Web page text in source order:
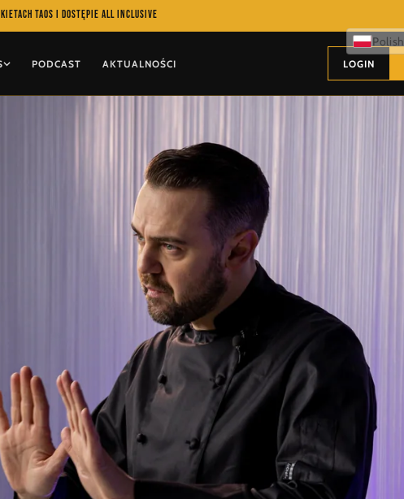
TAOS i dostępie All Inclusive
PODCAST AKTUALNOŚCI LOGIN
Polish